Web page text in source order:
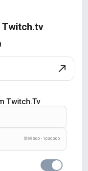
Twitch.tv
限制 500 - 1000000